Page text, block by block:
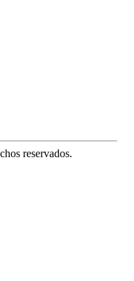
reservados.